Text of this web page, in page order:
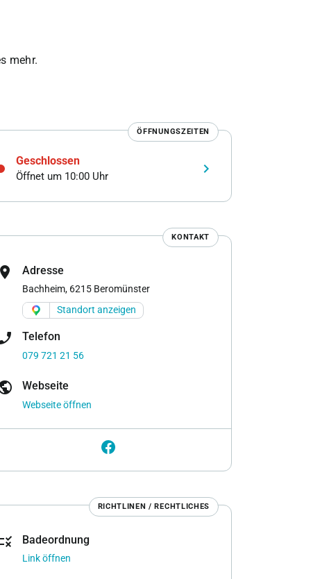
mehr.
ÖFFNUNGSZEITEN
Geschlossen
Öffnet um 10:00 Uhr keyboard_arrow_right
KONTAKT
location_on Adresse
Bachheim, 6215 Beromünster
Standort anzeigen
Telefon
079 721 21 56
Webseite
Webseite öffnen
RICHTLINEN / RECHTLICHES
Badeordnung
Link öffnen